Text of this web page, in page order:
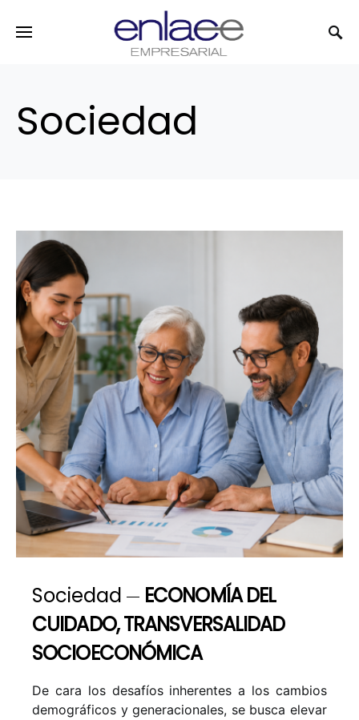
Sociedad
Sociedad
ECONOMÍA DEL
CUIDADO, TRANSVERSALIDAD
SOCIOECONÓMICA
De cara los desafíos inherentes a los cambios
demográficos y generacionales, se busca elevar